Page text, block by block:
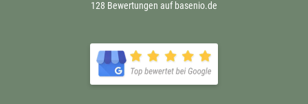
128 Bewertungen auf basenio.de